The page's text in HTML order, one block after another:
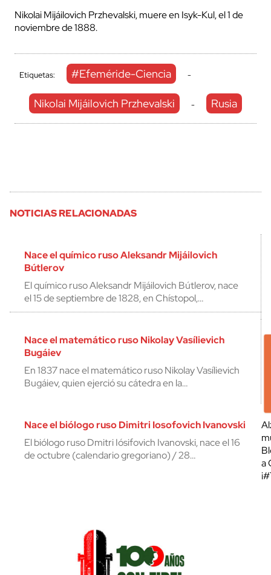
Nikolai Mijáilovich Przhevalski, muere en Isyk-Kul, el 1 de
noviembre de 1888.
Etiquetas: #Efeméride-Ciencia -
Nikolai Mijáilovich Przhevalski - Rusia
NOTICIAS RELACIONADAS
Nace el químico ruso Aleksandr Mijáilovich
Bútlerov
El químico ruso Aleksandr Mijáilovich Bútlerov, nace
el 15 de septiembre de 1828, en Chístopol,…
Nace el matemático ruso Nikolay Vasílievich
Bugáiev
En 1837 nace el matemático ruso Nikolay Vasílievich
Bugáiev, quien ejerció su cátedra en la…
Nace el biólogo ruso Dimitri Iosofovich Ivanovski
El biólogo ruso Dmitri Iósifovich Ivanovski, nace el 16
de octubre (calendario gregoriano) / 28…
a